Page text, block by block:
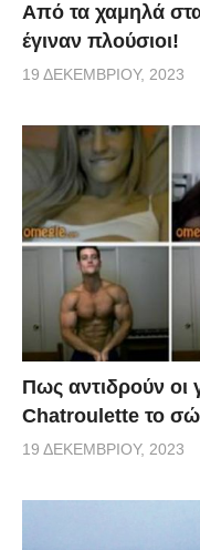
Από τα χαμηλά
έγιναν πλούσιοι!
19 ΔΕΚΕΜΒΡΊΟΥ, 2023
Πως αντιδρούν οι
Chatroulette το
19 ΔΕΚΕΜΒΡΊΟΥ, 2023